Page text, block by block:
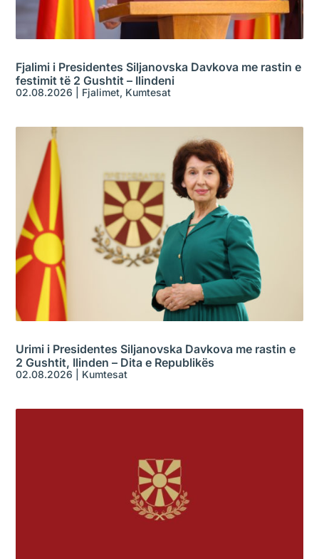
Fjalimi i Presidentes Siljanovska Davkova me rastin e
festimit të 2 Gushtit – Ilindeni
02.08.2026 Fjalimet, Kumtesat
Urimi i Presidentes Siljanovska Davkova me rastin e
2 Gushtit, Ilinden – Dita e Republikës
02.08.2026 Kumtesat